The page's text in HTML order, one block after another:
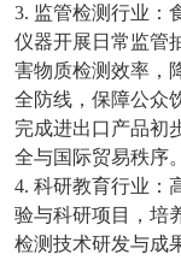
3. 监管检测行业：
仪器开展日常监管
害物质检测效率，
全防线，保障公众
完成进出口产品初
全与国际贸易秩序。
4. 科研教育行业：
验与科研项目，培
检测技术研发与成